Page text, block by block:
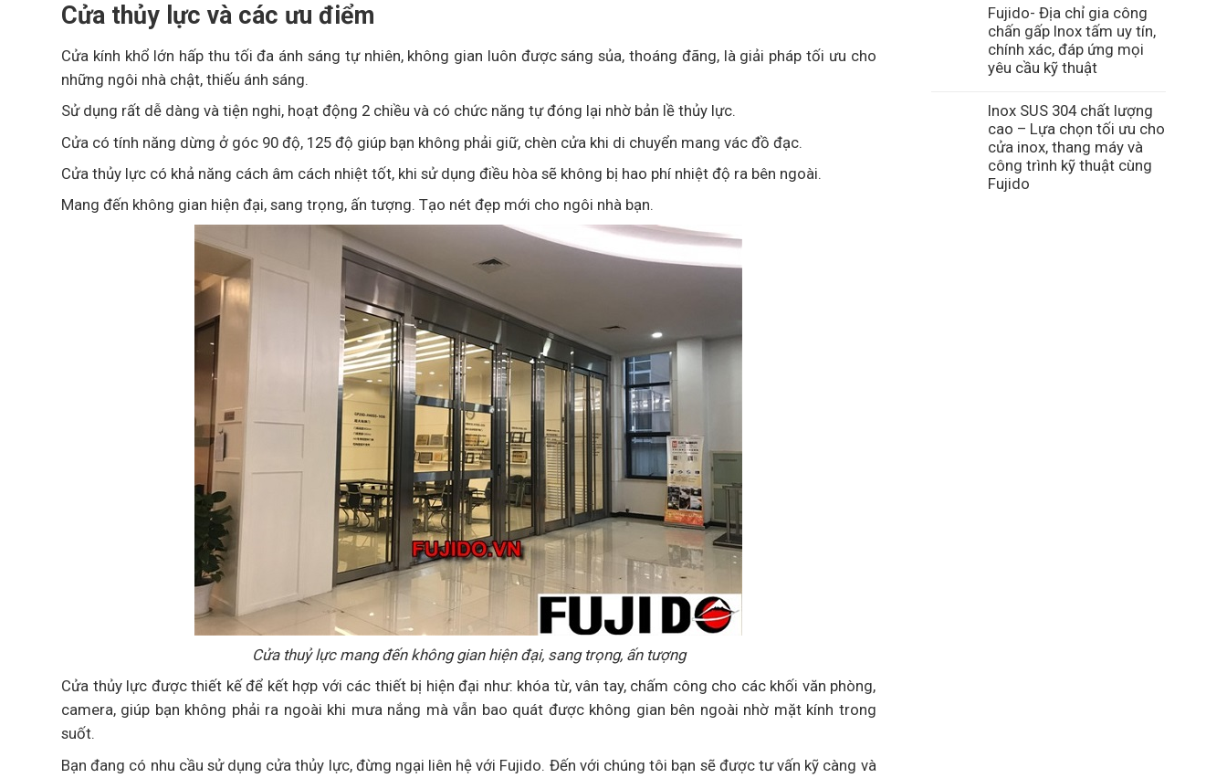
Cửa thủy lực và các ưu điểm
Cửa kính khổ lớn hấp thu tối đa ánh sáng tự nhiên, không gian luôn được sáng sủa, thoáng đãng, là giải pháp tối ưu cho
những ngôi nhà chật, thiếu ánh sáng.
Sử dụng rất dễ dàng và tiện nghi, hoạt động 2 chiều và có chức năng tự đóng lại nhờ bản lề thủy lực.
Cửa có tính năng dừng ở góc 90 độ, 125 độ giúp bạn không phải giữ, chèn cửa khi di chuyển mang vác đồ đạc.
Cửa thủy lực có khả năng cách âm cách nhiệt tốt, khi sử dụng điều hòa sẽ không bị hao phí nhiệt độ ra bên ngoài.
Mang đến không gian hiện đại, sang trọng, ấn tượng. Tạo nét đẹp mới cho ngôi nhà bạn.
Cửa thuỷ lực mang đến không gian hiện đại, sang trọng, ấn tượng
Cửa thủy lực được thiết kế để kết hợp với các thiết bị hiện đại như: khóa từ, vân tay, chấm công cho các khối văn phòng,
camera, giúp bạn không phải ra ngoài khi mưa nắng mà vẫn bao quát được không gian bên ngoài nhờ mặt kính trong
suốt.
Bạn đang có nhu cầu sử dụng cửa thủy lực, đừng ngại liên hệ với Fujido. Đến với chúng tôi bạn sẽ được tư vấn kỹ càng và
Fujido- Địa chỉ gia công
chấn gấp Inox tấm uy tín,
chính xác, đáp ứng mọi
yêu cầu kỹ thuật
Inox SUS 304 chất lượng
cao – Lựa chọn tối ưu cho
cửa inox, thang máy và
công trình kỹ thuật cùng
Fujido